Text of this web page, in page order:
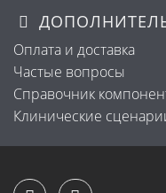
Оплата и доставка
Частые вопросы
Справочник
Клинические